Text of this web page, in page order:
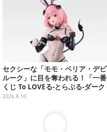
セクシーな「モモ・ベリア・デビ
ルーク」に目を奪われる！「一番
くじ To LOVEる-とらぶる-ダーク
ネス」のラストワン賞が公開
2026.8.10